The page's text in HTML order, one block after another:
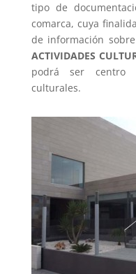
tipo de
comarca, cuya
de información
ACTIVIDADES
podrá ser centro
culturales.